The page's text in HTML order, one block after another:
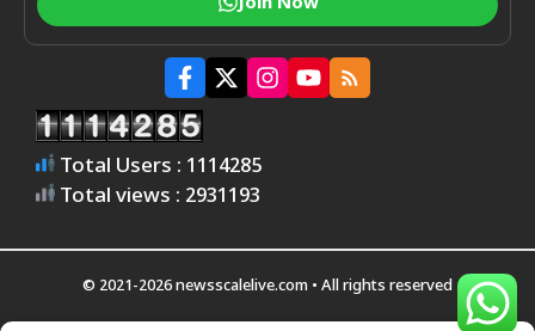
Total Users : 1114285
Total views : 2931193
© 2021-2026 newsscalelive.com • All rights reserved